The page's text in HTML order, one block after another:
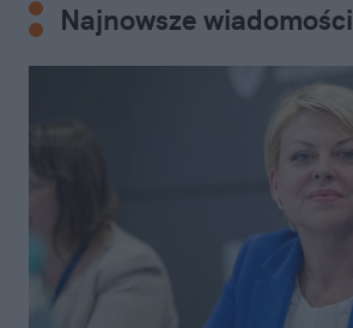
Najnowsze wiadomości